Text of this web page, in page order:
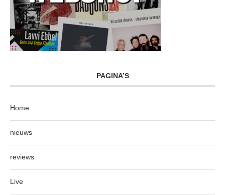
PAGINA’S
Home
nieuws
reviews
Live